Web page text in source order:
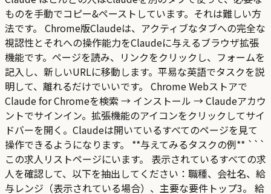
ものを手動でコピー&ペーストしています。それは難しい方
法です。 Chrome版Claudeは、アクティブなタブへの完全な
視認性とそれへの操作能力をClaudeに与えるブラウザ拡張
機能です。ページを読み、リンクをクリックし、フォームを
記入し、新しいURLに移動します。平易な英語でタスクを説
明して、離れるだけでいいです。 Chrome Webストアで
Claude for Chromeを検索 → インストール → Claudeアカウ
ントでサインイン。拡張機能のアイコンをクリックしてサイ
ドバーを開く。Claudeは開いているすべてのページを見て
操作できるようになります。 **与えてみるタスクの例** ```
この求人リストページにいます。 表示されているすべての求
人を確認して、以下を抽出してください：職種、会社名、給
与レンジ（表示されている場合）、主要な要件トップ3。 給